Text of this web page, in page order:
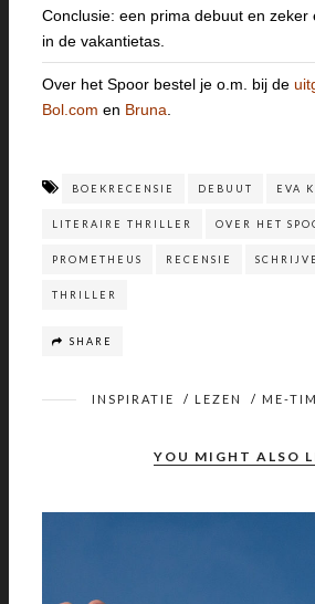
Conclusie: een prima debuut en zeker
in de vakantietas.
Over het Spoor bestel je o.m. bij de
Bol.com en Bruna
BOEKRECENSIE DEBUUT EVA
LITERAIRE THRILLER OVER HET
PROMETHEUS RECENSIE
THRILLER
SHARE
INSPIRATIE / LEZEN / ME-
YOU MIGHT ALSO